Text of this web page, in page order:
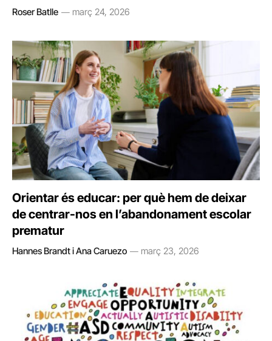
Roser Batlle març 24, 2026
Orientar és educar: per què hem de deixar
de centrar-nos en l’abandonament escolar
prematur
Hannes Brandt i Ana Caruezo març 23, 2026